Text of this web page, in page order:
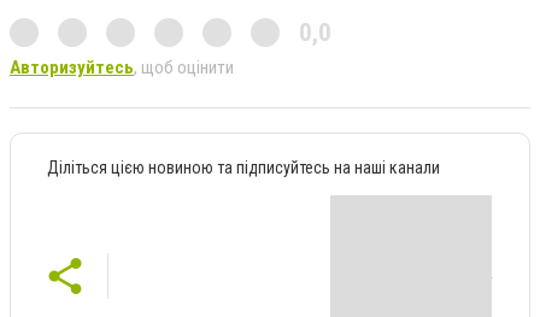
0,0
Авторизуйтесь, щоб оцінити
Діліться цією новиною та підписуйтесь на наші канали